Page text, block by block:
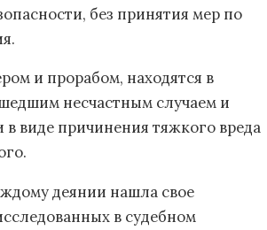
без принятия мер по
и прорабом, находятся в
несчастным случаем и
виде причинения тяжкого вреда
деянии нашла свое
в судебном